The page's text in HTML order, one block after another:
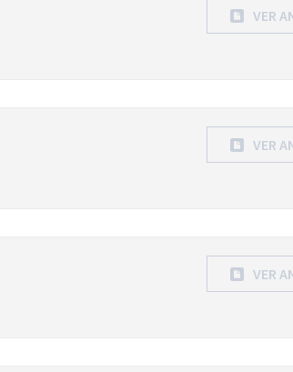
VER
VER
VER